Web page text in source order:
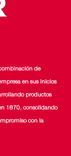
de
en sus inicios
productos
1870, consolidando
con la